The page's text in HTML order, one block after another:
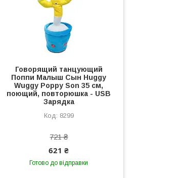
Говорящий танцующий
Поппи Малыш Сын Huggy
Wuggy Poppy Son 35 см,
поющий, повторюшка - USB
Зарядка
8299
721 ₴
621 ₴
Готово до відправки